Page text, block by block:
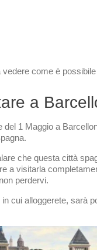
come è
a
del 1 Maggio a
che questa città
a visitarla
perdervi.
cui alloggerete, sarà